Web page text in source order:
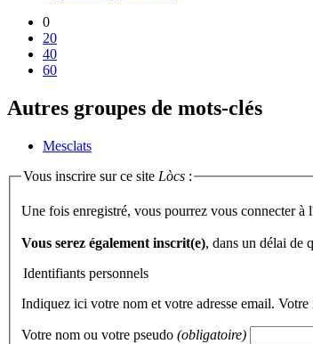
0
20
40
60
Autres groupes de mots-clés
Mesclats
Vous inscrire sur ce site Lòcs :
Une fois enregistré, vous pourrez vous connecter à
Vous serez également inscrit(e), dans un délai de
Identifiants personnels
Indiquez ici votre nom et votre adresse email.
Votre nom ou votre pseudo (obligatoire)